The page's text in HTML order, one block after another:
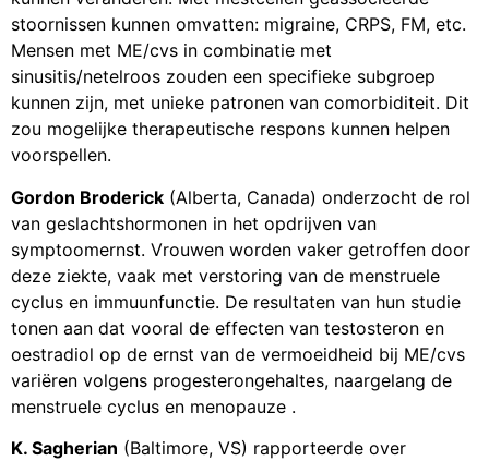
stoornissen kunnen omvatten: migraine, CRPS, FM, etc.
Mensen met ME/cvs in combinatie met
sinusitis/netelroos zouden een specifieke subgroep
kunnen zijn, met unieke patronen van comorbiditeit. Dit
zou mogelijke therapeutische respons kunnen helpen
voorspellen.
Gordon Broderick (Alberta, Canada) onderzocht de rol
van geslachtshormonen in het opdrijven van
symptoomernst. Vrouwen worden vaker getroffen door
deze ziekte, vaak met verstoring van de menstruele
cyclus en immuunfunctie. De resultaten van hun studie
tonen aan dat vooral de effecten van testosteron en
oestradiol op de ernst van de vermoeidheid bij ME/cvs
variëren volgens progesterongehaltes, naargelang de
menstruele cyclus en menopauze .
K. Sagherian (Baltimore, VS) rapporteerde over